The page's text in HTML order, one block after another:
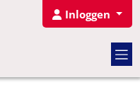
Inloggen